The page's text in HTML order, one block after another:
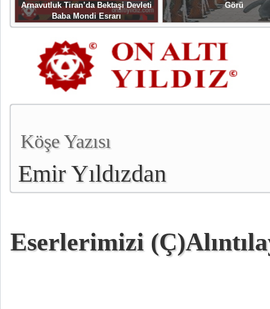
Arnavutluk Tiran’da Bektaşi Devleti
Baba Mondi Esrarı
Görü
Köşe Yazısı
Emir Yıldızdan
Eserlerimizi